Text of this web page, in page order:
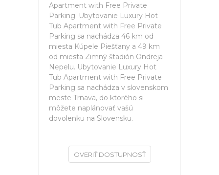
Apartment with Free Private
Parking. Ubytovanie Luxury Hot
Tub Apartment with Free Private
Parking sa nachádza 46 km od
miesta Kúpele Piešťany a 49 km
od miesta Zimný štadión Ondreja
Nepelu. Ubytovanie Luxury Hot
Tub Apartment with Free Private
Parking sa nachádza v slovenskom
meste Trnava, do ktorého si
môžete naplánovať vašú
dovolenku na Slovensku.
OVERIŤ DOSTUPNOSŤ